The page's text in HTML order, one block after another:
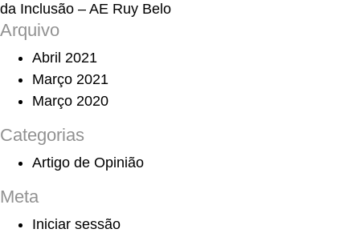
da Inclusão – AE Ruy Belo
Arquivo
Abril 2021
Março 2021
Março 2020
Categorias
Artigo de Opinião
Meta
Iniciar sessão